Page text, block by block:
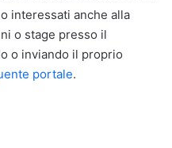
interessati anche alla
o stage presso il
o inviando il proprio
portale.